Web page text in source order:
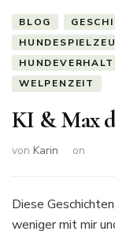
BLOG
WELPENZEIT
KI & Max
von Karin on
Diese
weniger mit mir